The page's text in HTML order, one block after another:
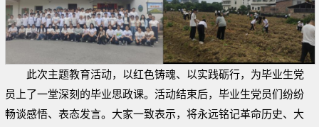
此次主题教育活动，以红色铸魂、以实践砺行，为毕业生党
员上了一堂深刻的毕业思政课。活动结束后，毕业生党员们纷纷
畅谈感悟、表态发言。大家一致表示，将永远铭记革命历史、大